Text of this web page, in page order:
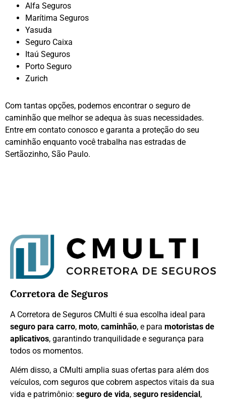
Alfa Seguros
Marítima Seguros
Yasuda
Seguro Caixa
Itaú Seguros
Porto Seguro
Zurich
Com tantas opções, podemos encontrar o seguro de
caminhão que melhor se adequa às suas necessidades.
Entre em contato conosco e garanta a proteção do seu
caminhão enquanto você trabalha nas estradas de
Sertãozinho, São Paulo.
Corretora de Seguros
A Corretora de Seguros CMulti é sua escolha ideal para
seguro para carro, moto, caminhão, e para motoristas de
aplicativos, garantindo tranquilidade e segurança para
todos os momentos.
Além disso, a CMulti amplia suas ofertas para além dos
veículos, com seguros que cobrem aspectos vitais da sua
vida e patrimônio: seguro de vida, seguro residencial ,